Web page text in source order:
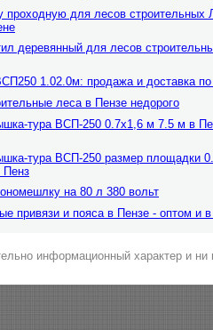
проходную для лесов
деревянный для лесов
1.02.0м: продажа и доставка
леса в Пензе недорого
тура ВСП-250 0.7х1,6 м 7.5 м в
тура ВСП-250 размер площадки
Пенз
на 80 л 380 вольт
привязи и пояса в Пензе - оптом и в
информационный характер и ни